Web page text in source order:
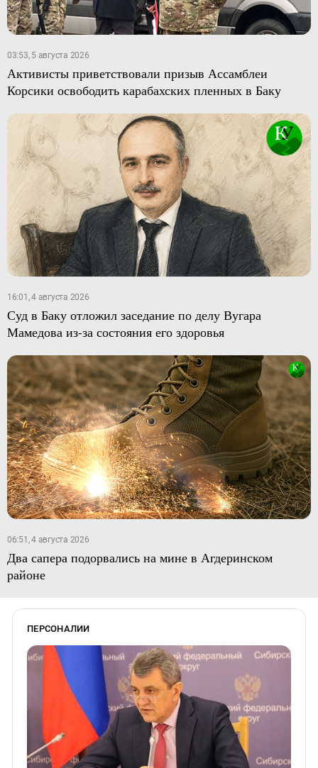
03:53, 5 августа 2026
Активисты приветствовали призыв Ассамблеи
Корсики освободить карабахских пленных в Баку
16:01, 4 августа 2026
Суд в Баку отложил заседание по делу Вугара
Мамедова из-за состояния его здоровья
06:51, 4 августа 2026
Два сапера подорвались на мине в Агдеринском
районе
ПЕРСОНАЛИИ